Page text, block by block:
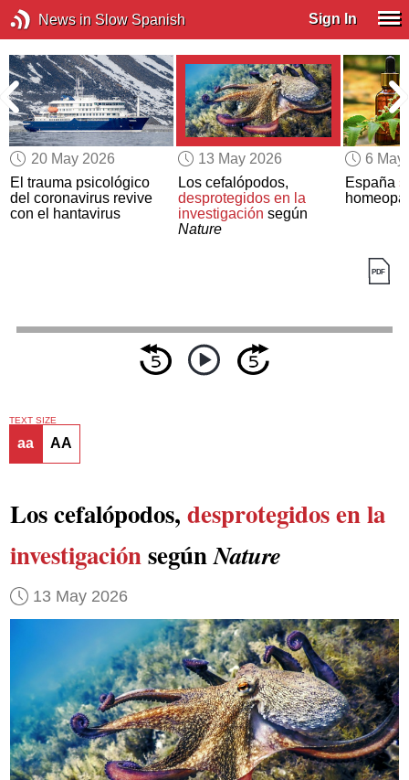
News in Slow Spanish Sign In
20 May 2026
El trauma psicológico
del coronavirus revive
con el hantavirus
13 May 2026
Los cefalópodos,
desprotegidos en la
investigación según
Nature
6 May
España
TEXT SIZE
aa AA
Los cefalópodos, desprotegidos en la
investigaciónsegúnNature
13 May 2026